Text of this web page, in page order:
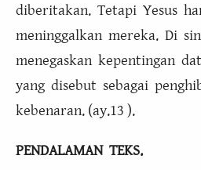
diberitakan. Tetapi Yesus
meninggalkan mereka. Di
menegaskan kepentingan
yang disebut sebagai
kebenaran. (ay.13 ).
PENDALAMAN TEKS.